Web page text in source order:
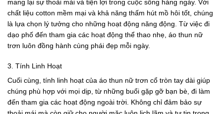
mang lại sự thoải mái và tiện lợi trong cuộc sống hàng ngày. Với
chất liệu cotton mềm mại và khả năng thấm hút mồ hôi tốt, chúng
là lựa chọn lý tưởng cho những hoạt động năng động. Từ việc đi
dạo phố đến tham gia các hoạt động thể thao nhẹ, áo thun nữ
trơn luôn đồng hành cùng phái đẹp mỗi ngày.
3. Tính Linh Hoạt
Cuối cùng, tính linh hoạt của áo thun nữ trơn cổ tròn tay dài giúp
chúng phù hợp với mọi dịp, từ những buổi gặp gỡ bạn bè, đi làm
đến tham gia các hoạt động ngoài trời. Không chỉ đảm bảo sự